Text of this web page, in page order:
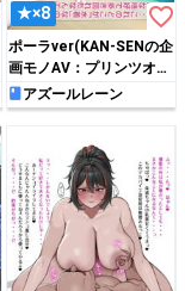
★×8 favorite_border
ポーラver(KAN-SENの企
画モノAV：プリンツオイ
ゲンのナンパビーチ編)
アズールレーン